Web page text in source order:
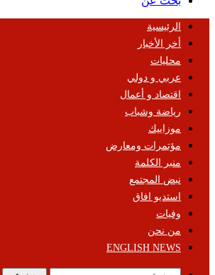
الرئيسية
أخر الأخبار
محليات
عربي و دولي
اقتصاد و أعمال
رياضة وشباب
موزاييك
مؤتمرات ومعارض
منبر الكلمة
نبض المجتمع
استديو افاق
وفيات
من نحن
ENGLISH NEWS